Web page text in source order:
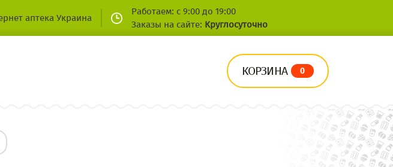
аптека Украина
Работаем: с 9:00 до 19:00
Заказы на сайте: Круглосуточно
КОРЗИНА 0